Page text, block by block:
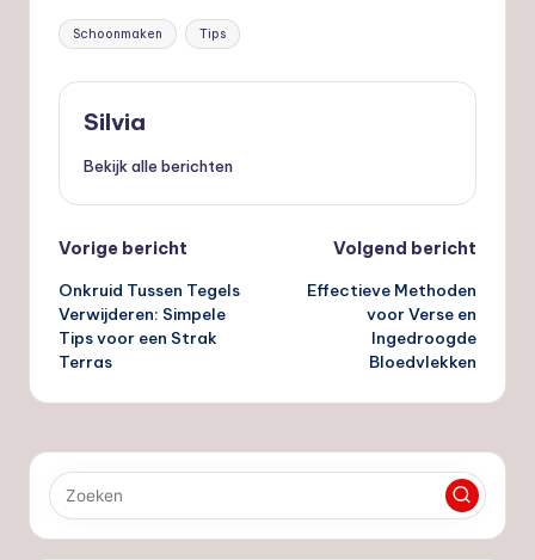
Tags:
Schoonmaken Tips
Silvia
Bekijk alle berichten
Bericht
navigatie
Vorige bericht
Onkruid Tussen Tegels
Verwijderen: Simpele
Tips voor een Strak
Terras
Volgend bericht
Effectieve Methoden
voor Verse en
Ingedroogde
Bloedvlekken